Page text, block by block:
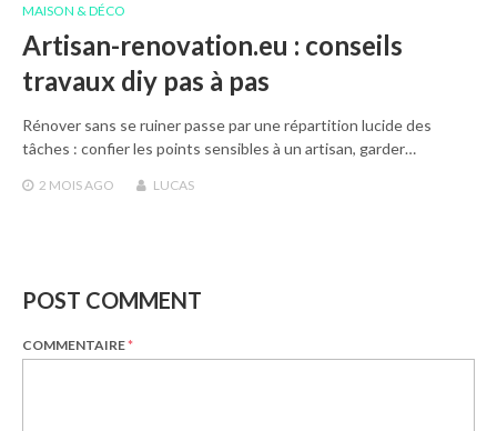
MAISON & DÉCO
Artisan-renovation.eu : conseils
travaux diy pas à pas
Rénover sans se ruiner passe par une répartition lucide des
tâches : confier les points sensibles à un artisan, garder…
2 MOIS AGO LUCAS
POST COMMENT
COMMENTAIRE*